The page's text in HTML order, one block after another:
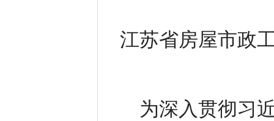
江苏省房屋市政
为深入贯彻习